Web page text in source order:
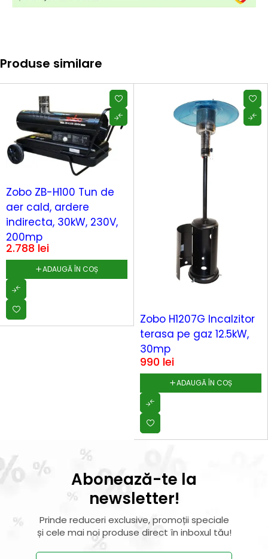
Produse similare
Zobo ZB-H100 Tun de
aer cald, ardere
indirecta, 30kW, 230V,
200mp
2.788lei
ADAUGĂ ÎN COȘ
Zobo H1207G Incalzitor
terasa pe gaz 12.5kW,
30mp
990 lei
ADAUGĂ ÎN COȘ
Abonează-te la
newsletter!
Prinde reduceri exclusive, promoții speciale
și cele mai noi produse direct în inboxul tău!